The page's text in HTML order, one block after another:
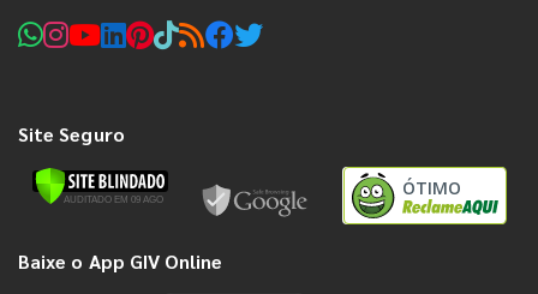
Site Seguro
ÓTIMO
Baixe o App GIV Online